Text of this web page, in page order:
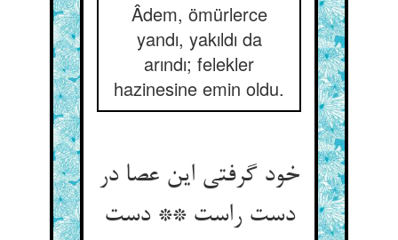
Âdem, ömürlerce
yandı, yakıldı da
arındı; felekler
hazinesine emin oldu.
خود گرفتی این عصا در
دست راست ** دست